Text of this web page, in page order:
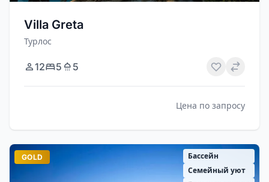
Villa Greta
Турлос
12 5 5
Цена по запросу
GOLD
Бассейн
Семейный уют